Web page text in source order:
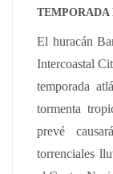
TEMPORADA
El huracán
Intercoastal
temporada
tormenta
prevé
torrenciales